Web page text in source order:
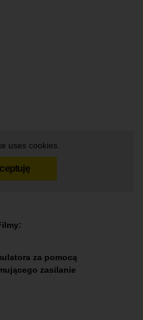
uses cookies.
za pomocą
zasilanie